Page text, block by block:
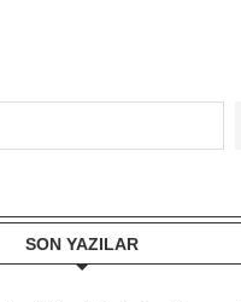
SON YAZILAR